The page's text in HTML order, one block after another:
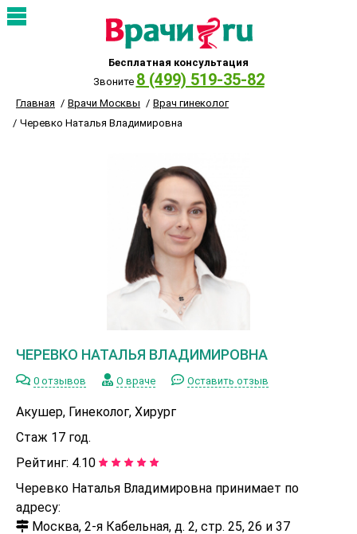
Бесплатная консультация
Звоните 8 (499) 519-35-82
Главная Врачи Москвы
Врач гинеколог
Черевко Наталья Владимировна
ЧЕРЕВКО НАТАЛЬЯ ВЛАДИМИРОВНА
0 отзывов О враче Оставить отзыв
Акушер, Гинеколог, Хирург
Стаж 17 год.
Рейтинг: 4.10
Черевко Наталья Владимировна принимает по
адресу:
Москва, 2-я Кабельная, д. 2, стр. 25, 26 и 37